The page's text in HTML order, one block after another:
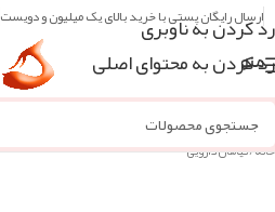
رد کردن به ناوبری
رد کردن به محتوای اصلی
ارسال رایگان پستی با خرید بالای یک میلیون و دویست
منو
خانه/گیاهان دارویی